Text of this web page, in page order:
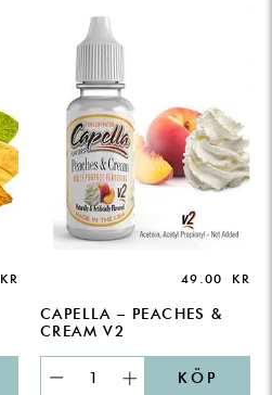
KR 49.00 KR
CAPELLA – PEACHES &
CREAM V2
KÖP